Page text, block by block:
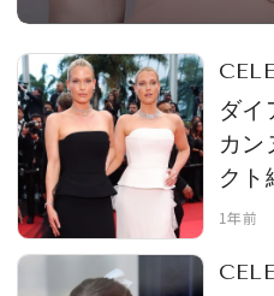
大統領夫妻をも
ダイ
カン
クト
披露
絶賛
1年前